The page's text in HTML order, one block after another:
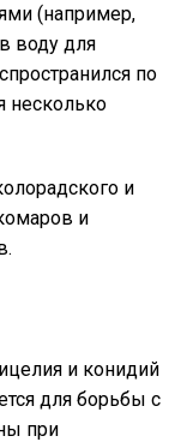
(например,
воду для
по
несколько
и
и
и конидий
для борьбы с
при